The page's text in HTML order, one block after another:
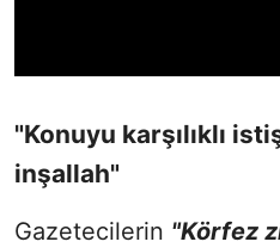
"Konuyu karşılıklı
inşallah"
Gazetecilerin "Körfez